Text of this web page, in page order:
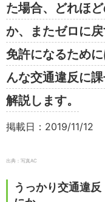
た場合、どれほ
か、またゼロに
免許になるため
んな交通違反に
解説します。
掲載日：2019/11/12
出典：写真AC
うっかり交通違